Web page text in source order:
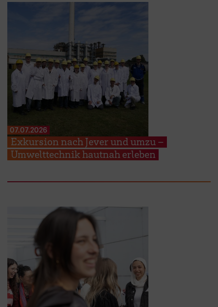
07.07.2026
Exkursion nach Jever und umzu –
Umwelttechnik hautnah erleben